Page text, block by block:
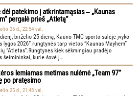
dėl patekimo į atkrintamąsias ‒ „Kaunas
pergalė prieš „Atletą“
25 d., 22:54 val.
birželio 25 dieną, Kauno TMC sporto salėje įvyko
lygos 2026” rungtynės tarp vietos “Kaunas Mayhem”
“Atletas”.Rungtynes kiek sėkmingiau pradėjo
šeimininkai, kurie šovė į…
lemiamas metimas nulėmė „Team 97“
po pratęsimo
25 d., 21:48 val.